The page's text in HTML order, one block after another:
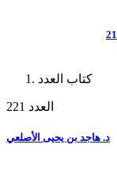
كتاب العدد
العدد 221
د. هاجد بن يحيى الأصلعي